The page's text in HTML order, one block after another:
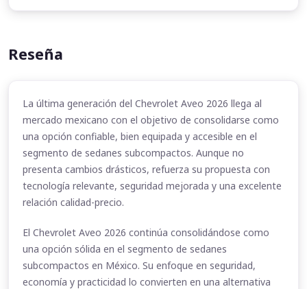
Reseña
La última generación del Chevrolet Aveo 2026 llega al
mercado mexicano con el objetivo de consolidarse como
una opción confiable, bien equipada y accesible en el
segmento de sedanes subcompactos. Aunque no
presenta cambios drásticos, refuerza su propuesta con
tecnología relevante, seguridad mejorada y una excelente
relación calidad-precio.
El Chevrolet Aveo 2026 continúa consolidándose como
una opción sólida en el segmento de sedanes
subcompactos en México. Su enfoque en seguridad,
economía y practicidad lo convierten en una alternativa